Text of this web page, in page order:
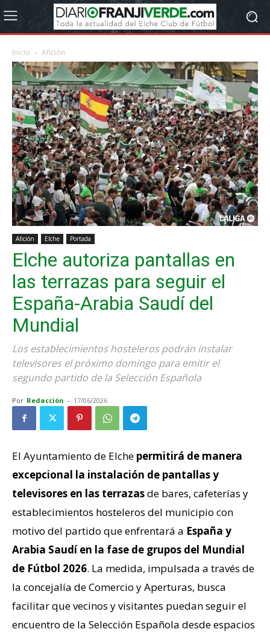
Inicio Afición
Afición Elche Portada
Elche autoriza pantallas en
las terrazas para seguir el
España-Arabia Saudí del
Mundial
Los establecimientos hosteleros podrán instalar
televisores el próximo domingo para emitir el
segundo partido de la Selección Española
Por Redacción - 17/06/2026
El Ayuntamiento de Elche permitirá de manera
excepcional la instalación de pantallas y
televisores en las terrazasde bares, cafeterías y
establecimientos hosteleros del municipio con
motivo del partido que enfrentará a España y
Arabia Saudí en la fase de grupos del Mundial
de Fútbol 2026. La medida, impulsada a través de
la concejalía de Comercio y Aperturas, busca
facilitar que vecinos y visitantes puedan seguir el
encuentro de la Selección Española desde espacios